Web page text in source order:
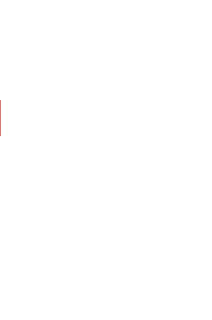
do kolejnego zdjęcia.